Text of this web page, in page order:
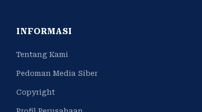
INFORMASI
Tentang Kami
Pedoman Media Siber
Copyright